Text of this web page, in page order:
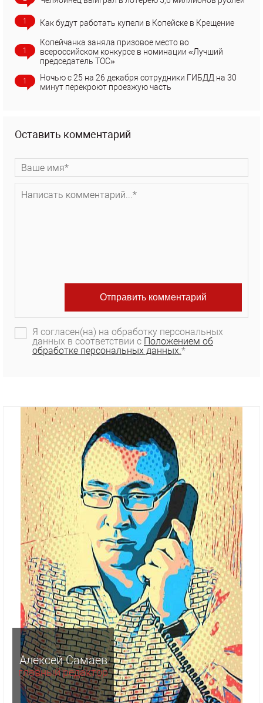
1 Как будут работать купели в Копейске в Крещение
1
Копейчанка заняла призовое место во
всероссийском конкурсе в номинации «Лучший
председатель ТОС»
1
Ночью с 25 на 26 декабря сотрудники ГИБДД на 30
минут перекроют проезжую часть
Оставить комментарий
Я согласен(на) на обработку персональных
данных в соответствии с Положением об
обработке персональных данных.*
Алексей Самаев
главный редактор